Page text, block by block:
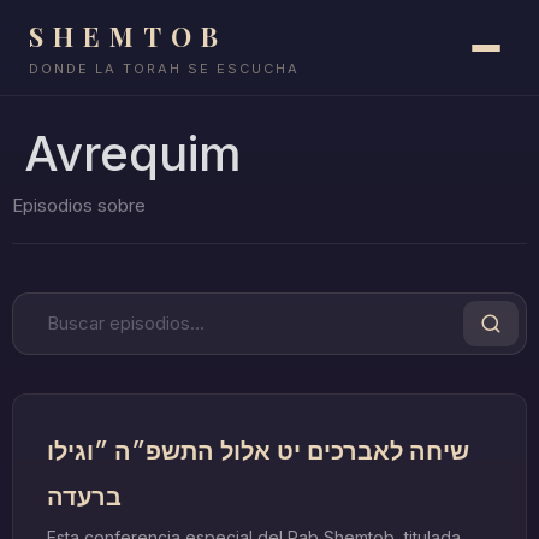
SHEMTOB
DONDE LA TORAH SE ESCUCHA
Avrequim
שיחה לאברכים יט אלול התשפ״ה ״וגילו
ברעדה